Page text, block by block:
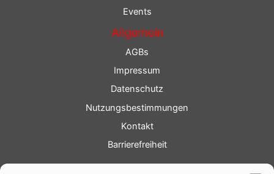
Events
Allgemein
AGBs
Impressum
Datenschutz
Nutzungsbestimmungen
Kontakt
Barrierefreiheit